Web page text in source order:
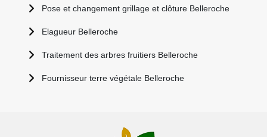
Pose et changement grillage et clôture Belleroche
Elagueur Belleroche
Traitement des arbres fruitiers Belleroche
Fournisseur terre végétale Belleroche